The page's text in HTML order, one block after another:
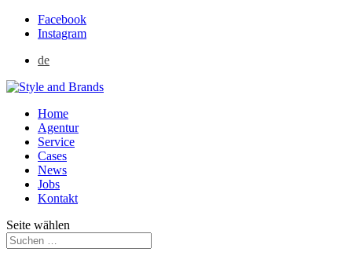
Facebook
Instagram
de
Home
Agentur
Service
Cases
News
Jobs
Kontakt
Seite wählen